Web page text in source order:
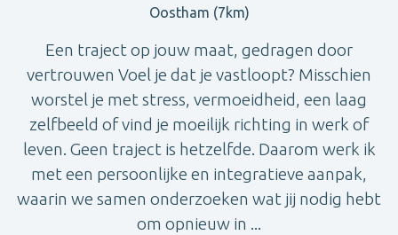
Oostham (7km)
Een traject op jouw maat, gedragen door
vertrouwen Voel je dat je vastloopt? Misschien
worstel je met stress, vermoeidheid, een laag
zelfbeeld of vind je moeilijk richting in werk of
leven. Geen traject is hetzelfde. Daarom werk ik
met een persoonlijke en integratieve aanpak,
waarin we samen onderzoeken wat jij nodig hebt
om opnieuw in ...